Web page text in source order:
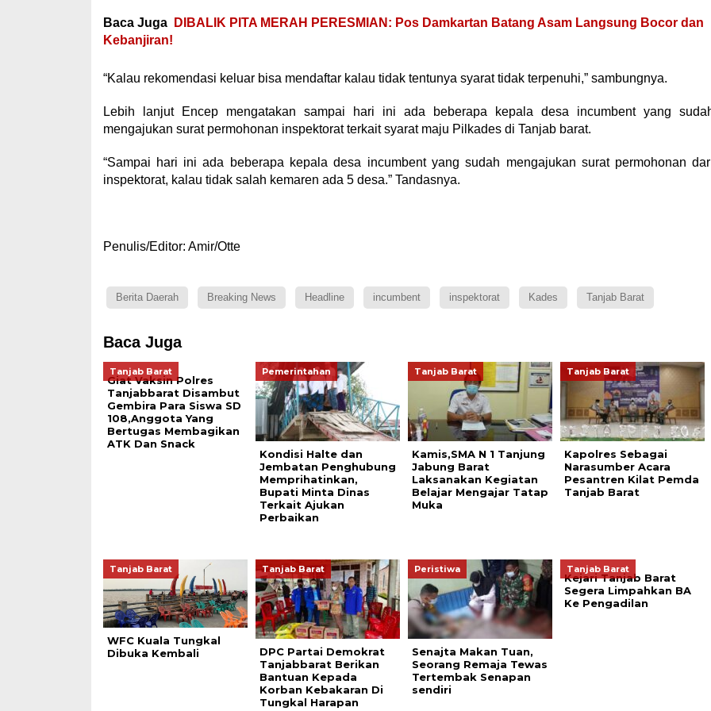
Baca Juga
DIBALIK PITA MERAH PERESMIAN: Pos Damkartan Batang Asam Langsung Bocor dan
Kebanjiran!
“Kalau rekomendasi keluar bisa mendaftar kalau tidak tentunya syarat tidak terpenuhi,” sambungnya.
Lebih lanjut Encep mengatakan sampai hari ini ada beberapa kepala desa incumbent yang
mengajukan surat permohonan inspektorat terkait syarat maju Pilkades di Tanjab barat.
“Sampai hari ini ada beberapa kepala desa incumbent yang sudah mengajukan surat permohonan
inspektorat, kalau tidak salah kemaren ada 5 desa.” Tandasnya.
Penulis/Editor: Amir/Otte
Berita Daerah Breaking News Headline incumbent inspektorat Kades Tanjab Barat
Baca Juga
Tanjab Barat
Giat Vaksin Polres
Tanjabbarat Disambut
Gembira Para Siswa SD
108,Anggota Yang
Bertugas Membagikan
ATK Dan Snack
Pemerintahan
Kondisi Halte dan
Jembatan Penghubung
Memprihatinkan,
Bupati Minta Dinas
Terkait Ajukan
Perbaikan
Tanjab Barat
Kamis,SMA N 1 Tanjung
Jabung Barat
Laksanakan Kegiatan
Belajar Mengajar Tatap
Muka
Tanjab Barat
Kapolres Sebagai
Narasumber Acara
Pesantren Kilat Pemda
Tanjab Barat
Tanjab Barat
WFC Kuala Tungkal
Dibuka Kembali
Tanjab Barat
DPC Partai Demokrat
Tanjabbarat Berikan
Bantuan Kepada
Korban Kebakaran Di
Tungkal Harapan
Peristiwa
Senajta Makan Tuan,
Seorang Remaja Tewas
Tertembak Senapan
sendiri
Tanjab Barat
Kejari Tanjab Barat
Segera Limpahkan BA
Ke Pengadilan